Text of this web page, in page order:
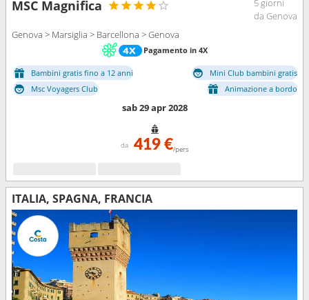
MSC Magnifica
5 giorni
da Genova
Genova > Marsiglia > Barcellona > Genova
Pagamento in 4X
Bambini gratis fino a 12 anni
Mini Club bambini gratis
Msc Voyagers Club
Animazione a bordo
sab 29 apr 2028
da 419 €/pers
ITALIA, SPAGNA, FRANCIA